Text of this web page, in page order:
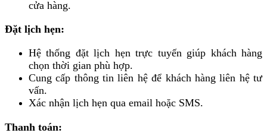
cửa hàng.
Đặt lịch hẹn:
Hệ thống đặt lịch hẹn trực tuyến giúp khách hàng
chọn thời gian phù hợp.
Cung cấp thông tin liên hệ để khách hàng liên hệ tư
vấn.
Xác nhận lịch hẹn qua email hoặc SMS.
Thanh toán: